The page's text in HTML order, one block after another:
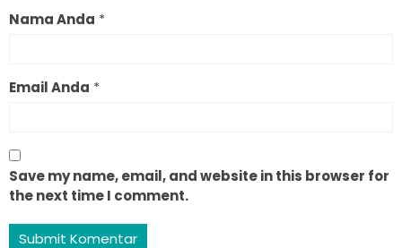
Nama Anda *
Email Anda *
Save my name, email, and website in this browser for
the next time I comment.